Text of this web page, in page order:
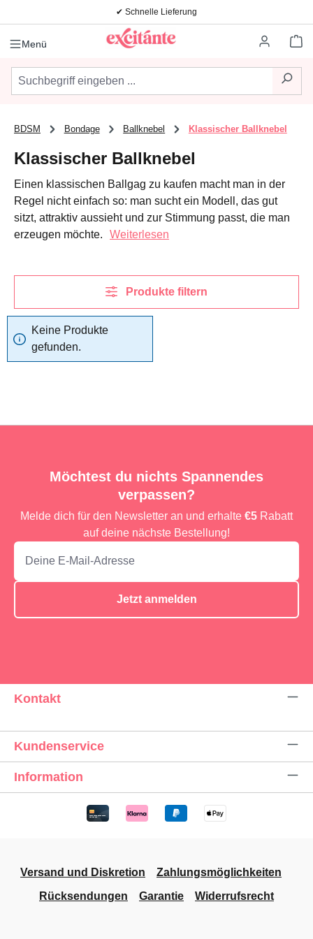
Zum Hauptinhalt springen✔ Schnelle Lieferung
Menü
BDSM Bondage Ballknebel Klassischer Ballknebel
Klassischer Ballknebel
Einen klassischen Ballgag zu kaufen macht man in der
Regel nicht einfach so: man sucht ein Modell, das gut
sitzt, attraktiv aussieht und zur Stimmung passt, die man
erzeugen möchte.
Weiterlesen
Produkte filtern
Keine Produkte
gefunden.
Möchtest du nichts Spannendes
verpassen?
Melde dich für den Newsletter an und erhalte €5 Rabatt
auf deine nächste Bestellung!
Jetzt anmelden
Kontakt
Kundenservice
Information
Versand und Diskretion
Zahlungsmöglichkeiten
Rücksendungen
Garantie Widerrufsrecht